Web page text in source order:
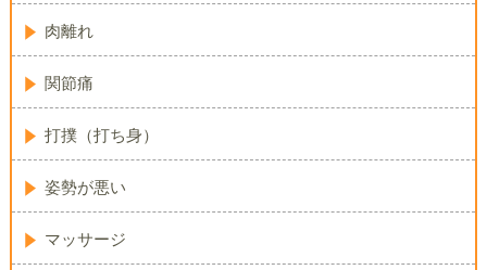
肉離れ
関節痛
打撲（打ち身）
姿勢が悪い
マッサージ